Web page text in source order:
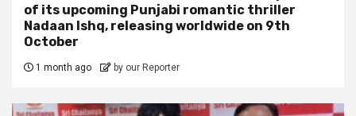
of its upcoming Punjabi romantic thriller
Nadaan Ishq, releasing worldwide on 9th
October
1 month ago by our Reporter